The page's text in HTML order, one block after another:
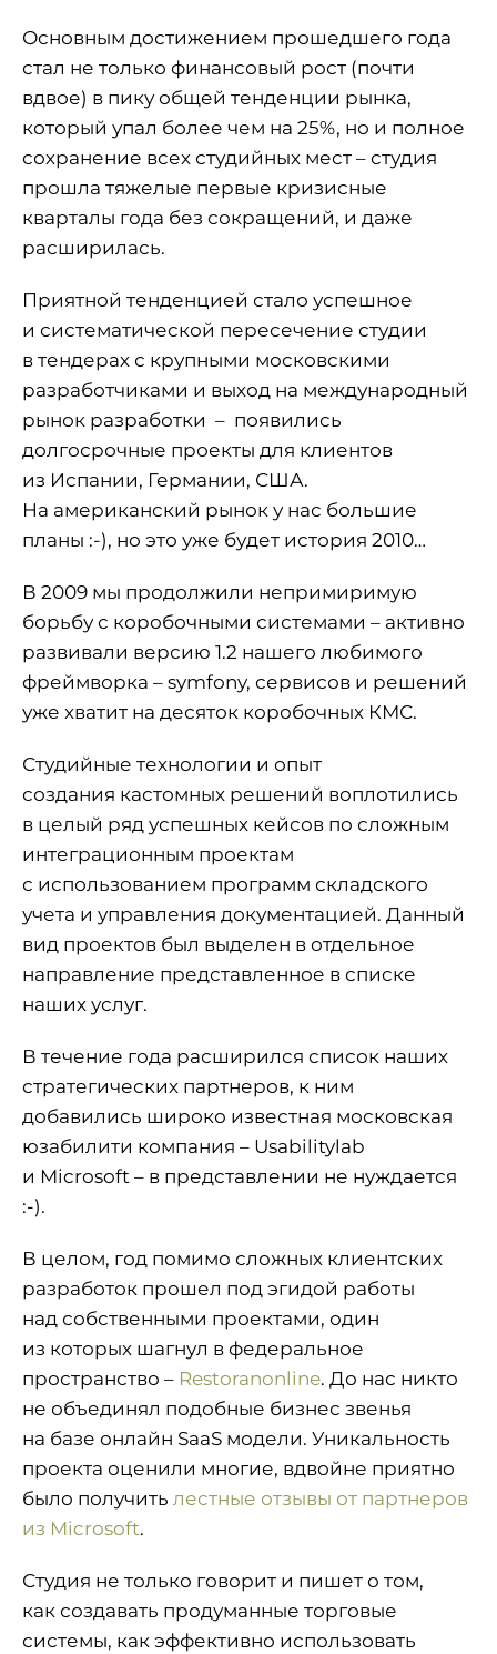
Основным достижением прошедшего года
стал не только финансовый рост (почти
вдвое) в пику общей тенденции рынка,
который упал более чем на 25%, но и полное
сохранение всех студийных мест – студия
прошла тяжелые первые кризисные
кварталы года без сокращений, и даже
расширилась.
Приятной тенденцией стало успешное
и систематической пересечение студии
в тендерах с крупными московскими
разработчиками и выход на международный
рынок разработки – появились
долгосрочные проекты для клиентов
из Испании, Германии, США.
На американский рынок у нас большие
планы :-), но это уже будет история 2010…
В 2009 мы продолжили непримиримую
борьбу с коробочными системами – активно
развивали версию 1.2 нашего любимого
фреймворка – symfony, сервисов и решений
уже хватит на десяток коробочных КМС.
Студийные технологии и опыт
создания кастомных решений воплотились
в целый ряд успешных кейсов по сложным
интеграционным проектам
с использованием программ складского
учета и управления документацией. Данный
вид проектов был выделен в отдельное
направление представленное в списке
наших услуг.
В течение года расширился список наших
стратегических партнеров, к ним
добавились широко известная московская
юзабилити компания – Usabilitylab
и Microsoft – в представлении не нуждается
:-).
В целом, год помимо сложных клиентских
разработок прошел под эгидой работы
над собственными проектами, один
из которых шагнул в федеральное
пространство – Restoranonline. До нас никто
не объединял подобные бизнес звенья
на базе онлайн SaaS модели. Уникальность
проекта оценили многие, вдвойне приятно
было получить лестные отзывы от партнеров
из Microsoft.
Студия не только говорит и пишет о том,
как создавать продуманные торговые
системы, как эффективно использовать